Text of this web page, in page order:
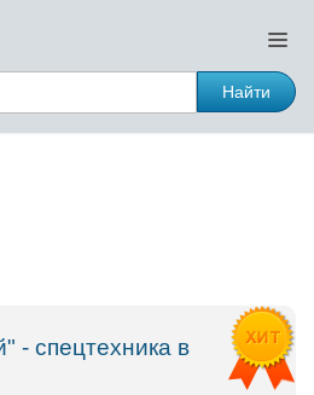
Найти
- спецтехника в